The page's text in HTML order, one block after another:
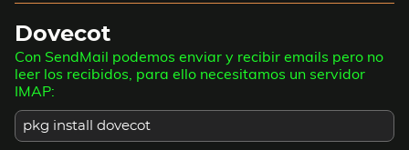
Dovecot
Con SendMail podemos enviar y recibir emails pero no
leer los recibidos, para ello necesitamos un servidor
IMAP:
pkg install dovecot